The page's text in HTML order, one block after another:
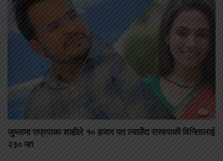
जुम्लामा राप्रपाका शाहीले १० हजार मत ल्याउँदा रास्वपाकी विनितालाई
२३० मत